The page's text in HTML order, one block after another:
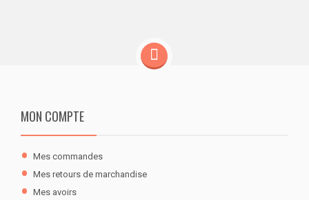
MON COMPTE
Mes commandes
Mes retours de marchandise
Mes avoirs